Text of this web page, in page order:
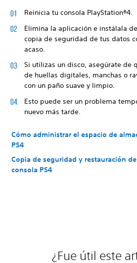
Reinicia tu consola PlayStation®4.
Elimina la aplicación e instálala
copia de seguridad de tus datos
acaso.
Si utilizas un disco, asegúrate de
de huellas digitales, manchas o
con un paño suave y limpio.
Esto puede ser un problema
nuevo más tarde.
Cómo administrar el espacio de
PS4
Copia de seguridad y restauración
consola PS4
¿Fue útil este